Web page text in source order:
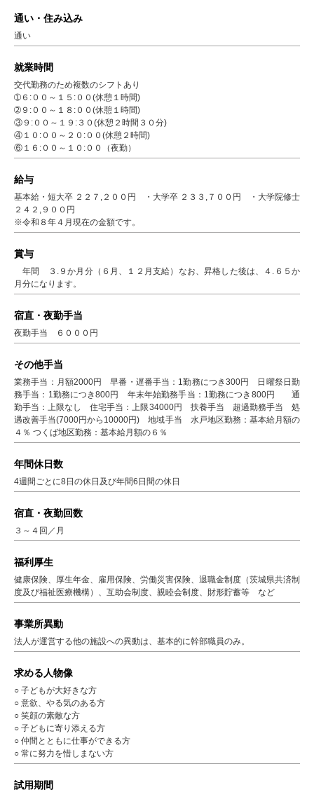
通い・住み込み
通い
就業時間
交代勤務のため複数のシフトあり
➀６:００～１５:００(休憩１時間)
➁９:００～１８:００(休憩１時間)
③９:００～１９:３０(休憩２時間３０分)
④１０:００～２０:００(休憩２時間)
⑥１６:００～１０:００（夜勤）
給与
基本給・短大卒 ２２７,２００円 ・大学卒 ２３３,７００円 ・大学院修士
２４２,９００円
※令和８年４月現在の金額です。
賞与
年間 ３.９か月分（６月、１２月支給）なお、昇格した後は、４.６５か
月分になります。
宿直・夜勤手当
夜勤手当 ６０００円
その他手当
業務手当：月額2000円 早番・遅番手当：1勤務につき300円 日曜祭日勤
務手当：1勤務につき800円 年末年始勤務手当：1勤務につき800円 通
勤手当：上限なし 住宅手当：上限34000円 扶養手当 超過勤務手当 処
遇改善手当(7000円から10000円) 地域手当 水戸地区勤務：基本給月額の
４％ つくば地区勤務：基本給月額の６％
年間休日数
4週間ごとに8日の休日及び年間6日間の休日
宿直・夜勤回数
３～４回／月
福利厚生
健康保険、厚生年金、雇用保険、労働災害保険、退職金制度（茨城県共済制
度及び福祉医療機構）、互助会制度、親睦会制度、財形貯蓄等 など
事業所異動
法人が運営する他の施設への異動は、基本的に幹部職員のみ。
求める人物像
○ 子どもが大好きな方
○ 意欲、やる気のある方
○ 笑顔の素敵な方
○ 子どもに寄り添える方
○ 仲間とともに仕事ができる方
○ 常に努力を惜しまない方
試用期間